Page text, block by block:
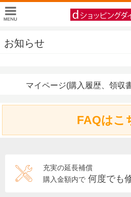
お知らせ
マイページ(購入履歴、領収
FAQはこ
充実の延長補償
購入金額内で 何度でも